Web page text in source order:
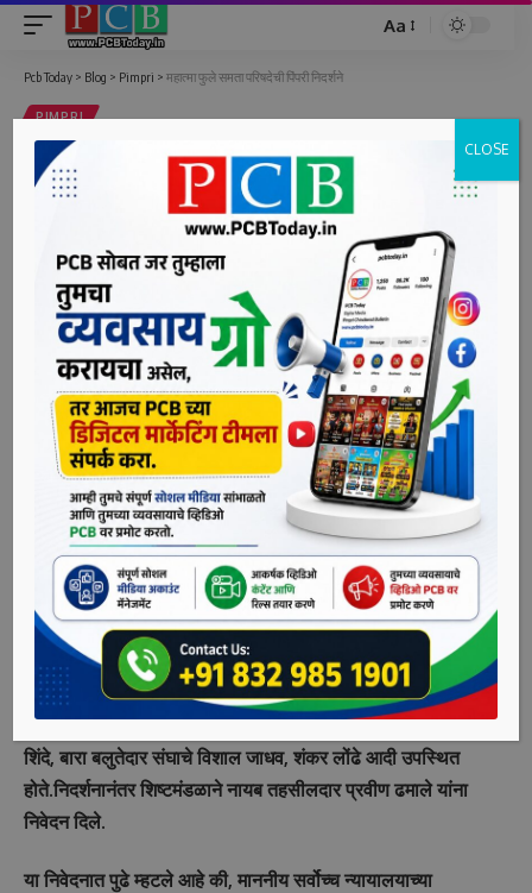
Font
Aa
Pcb Today > Blog > Pimpri > महात्मा फुले समता परिषदेची पिंपरी निदर्शने
PIMPRI
महात्मा फुले समता परिषदेची पिंपरी निदर्शने
Last updated: June 17, 2022 5:21 pm
bpcauthor
2 Min Read
पिंपरी, दि. १७ (पीसीबी) – आडनावांच्या आधारे ओबीसी समाजाचा
इम्पेरिकल डाटा संकलित केला जात असल्याच्या विरोधात अखिल
भारतीय महात्मा फुले समता परिषद पिंपरी चिंचवड शाखेच्या वतीने आकुर्डी
येथे तहसील कार्यालय समोर निदर्शने करण्यात आली.
यावेळी माजी महापौर अनिता फरांदे, राष्ट्रवादी काँग्रेस पार्टीच्या महिला
शहराध्यक्ष कविता आल्हाट, समता परिषद शहराध्यक्ष चंद्रशेखर भुजबळ,
महिला अध्यक्षा वंदना जाधव, उपाध्यक्ष पी. के. महाजन, महिला कार्याध्यक्ष
कविता खराडे, सचिव राजेंद्र करपे, शिक्षण मंडळाचे माजी अध्यक्ष विजय
लोखंडे, माजी नगरसेवक राजेंद्र राजापुरे, माजी नगरसेविका भारती
फरांदे, राष्ट्रवादी ओबीसी महिला अध्यक्ष सारिका पवार, ज्येष्ठ नेते सुरेश
गायकवाड, ॲड. सचिन आवटी, वैजनाथ शिरसाट, अशोक मगर, विद्याताई
शिंदे, बारा बलुतेदार संघाचे विशाल जाधव, शंकर लोंढे आदी उपस्थित
होते.निदर्शनानंतर शिष्टमंडळाने नायब तहसीलदार प्रवीण ढमाले यांना
निवेदन दिले.
या निवेदनात पुढे म्हटले आहे की, माननीय सर्वोच्च न्यायालयाच्या
CLOSE